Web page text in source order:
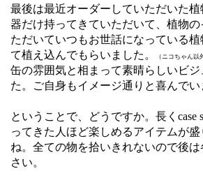
最後は最近オーダーしていただいた植
器だけ持ってきていただいて、植物
ただいていつもお世話になっている
て植え込んでもらいました。
（ニコちゃん以
缶の雰囲気と相まって素晴らしいビ
た。ご自身もイメージ通りと喜んでい
ということで、どうですか。長くcase
ってきた人ほど楽しめるアイテムが
ね。全ての物を拾いきれないので後
さい。